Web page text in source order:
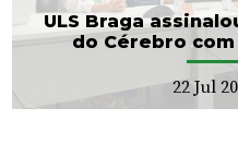
ULS Braga
do Cérebro com
22 Jul